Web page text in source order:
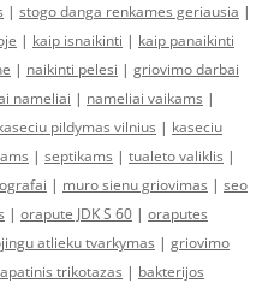
| stogo danga renkames geriausia |
| kaip isnaikinti | kaip panaikinti
| naikinti pelesi | griovimo darbai
nameliai | nameliai vaikams |
pildymas vilnius | kaseciu
| septikams | tualeto valiklis |
| muro sienu griovimas | seo
| orapute JDK S 60 | oraputes
atlieku tvarkymas | griovimo
apatinis trikotazas | bakterijos